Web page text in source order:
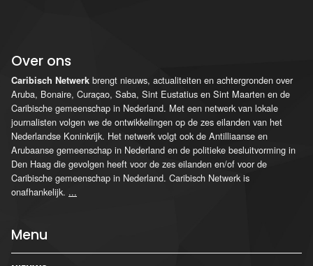
Over ons
Caribisch Netwerk brengt nieuws, actualiteiten en achtergronden over
Aruba, Bonaire, Curaçao, Saba, Sint Eustatius en Sint Maarten en de
Caribische gemeenschap in Nederland. Met een netwerk van lokale
journalisten volgen we de ontwikkelingen op de zes eilanden van het
Nederlandse Koninkrijk. Het netwerk volgt ook de Antilliaanse en
Arubaanse gemeenschap in Nederland en de politieke besluitvorming in
Den Haag die gevolgen heeft voor de zes eilanden en/of voor de
Caribische gemeenschap in Nederland. Caribisch Netwerk is
onafhankelijk. ...
Menu